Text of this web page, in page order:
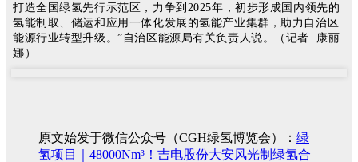
打造全国绿氢先行示范区，力争到2025年，初步形成国内领先的
氢能制取、储运和应用一体化发展的氢能产业集群，助力自治区
能源行业转型升级。”自治区能源局有关负责人说。（记者 康丽
娜）
原文始发于微信公众号（CGH绿氢博览会）： 绿
氢项目｜48000Nm³！吉电股份大安风光制绿氢合